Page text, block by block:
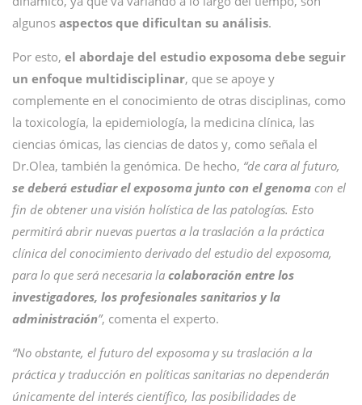
algunos aspectos que dificultan su análisis.
Por esto, el abordaje del estudio exposoma debe seguir
un enfoque multidisciplinar, que se apoye y
complemente en el conocimiento de otras disciplinas, como
la toxicología, la epidemiología, la medicina clínica, las
ciencias ómicas, las ciencias de datos y, como señala el
Dr.Olea, también la genómica. De hecho, “de cara al futuro,
se deberá estudiar el exposoma junto con el genoma con el
fin de obtener una visión holística de las patologías. Esto
permitirá abrir nuevas puertas a la traslación a la práctica
clínica del conocimiento derivado del estudio del exposoma,
para lo que será necesaria la colaboración entre los
investigadores, los profesionales sanitarios y la
administración”, comenta el experto.
“No obstante, el futuro del exposoma y su traslación a la
práctica y traducción en políticas sanitarias no dependerán
únicamente del interés científico, las posibilidades de